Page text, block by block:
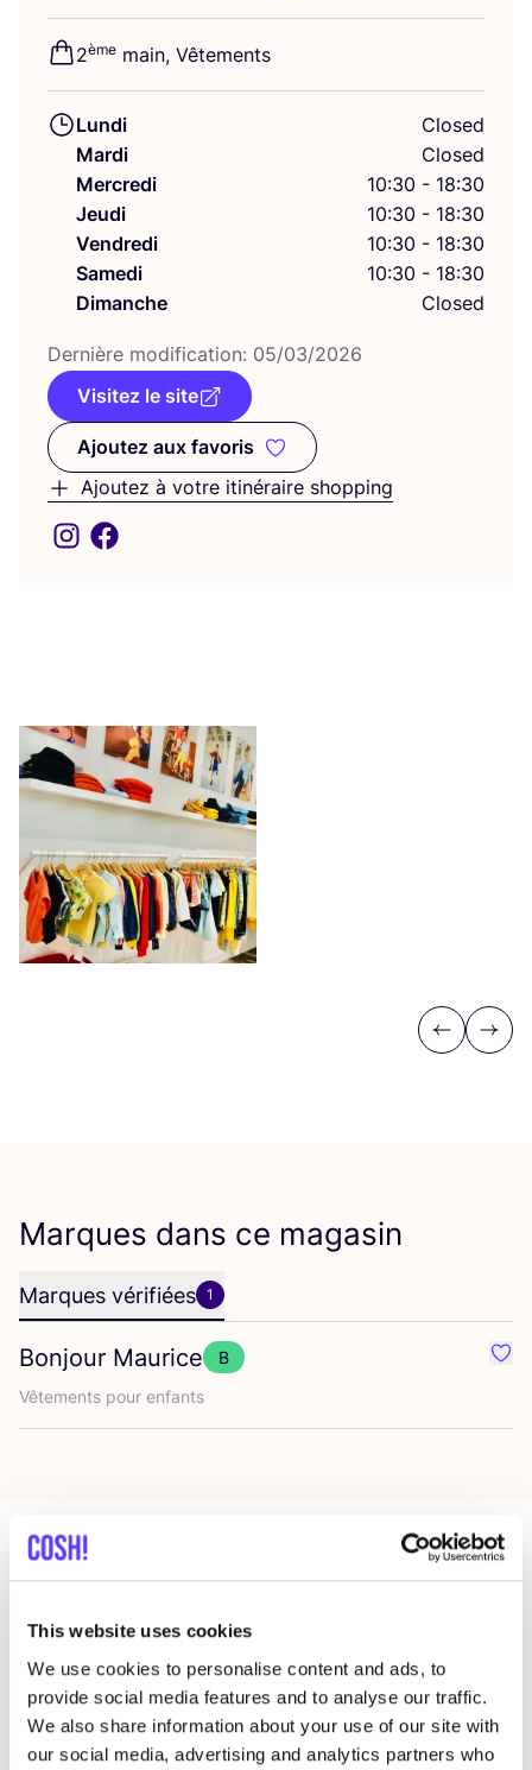
This website uses cookies
We use cookies to personalise content and ads, to
provide social media features and to analyse our traffic.
We also share information about your use of our site with
our social media, advertising and analytics partners who
2ème main, Vêtements
Lundi
Closed
Mardi
Closed
Mercredi
10:30 - 18:30
Jeudi
10:30 - 18:30
Vendredi
10:30 - 18:30
Samedi
10:30 - 18:30
Dimanche
Closed
Der­nière modi­fi­ca­tion: 05/03/2026
Visitez le site
Ajoutez aux favoris
Ajoutez aux favoris
Ajoutez à votre itinéraire shopping
Previous
Next
Marques dans ce magasin
Marques vérifiées 1
Bonjour Maurice
B
Vête­ments pour enfants
Magasins dans cette zone
LILU
Rue du Bailli 9, Bruxelles